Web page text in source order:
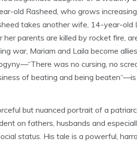
old Rasheed, who grows
takes another wife, 14-year-old
her parents are killed by rocket fire,
war, Mariam and Laila become
was no cursing, no
of beating and being
but nuanced portrait of a
on fathers, husbands and
status. His tale is a powerful,